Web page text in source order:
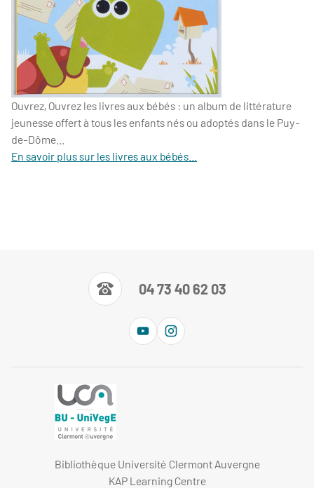
Ouvrez, Ouvrez les livres aux bébés : un album de littérature
jeunesse offert à tous les enfants nés ou adoptés dans le Puy-
de-Dôme...
En savoir plus sur les livres aux bébés...
04 73 40 62 03
Bibliothèque Université Clermont Auvergne
KAP Learning Centre